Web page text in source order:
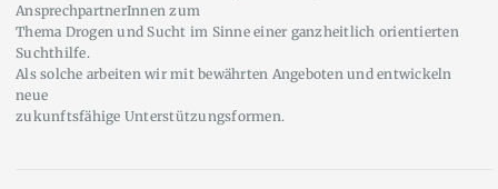
AnsprechpartnerInnen zum
Thema Drogen und Sucht im Sinne einer ganzheitlich orientierten
Suchthilfe.
Als solche arbeiten wir mit bewährten Angeboten und entwickeln
neue
zukunftsfähige Unterstützungsformen.